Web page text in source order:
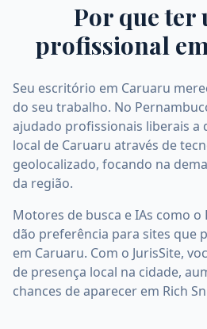
Por que ter
profissional
Seu escritório em Caruaru
do seu trabalho. No
ajudado profissionais liberais a
local de Caruaru através de
geolocalizado, focando na
da região.
Motores de busca e IAs como o
dão preferência para sites que
em Caruaru. Com o JurisSite,
de presença local na cidade,
chances de aparecer em Rich